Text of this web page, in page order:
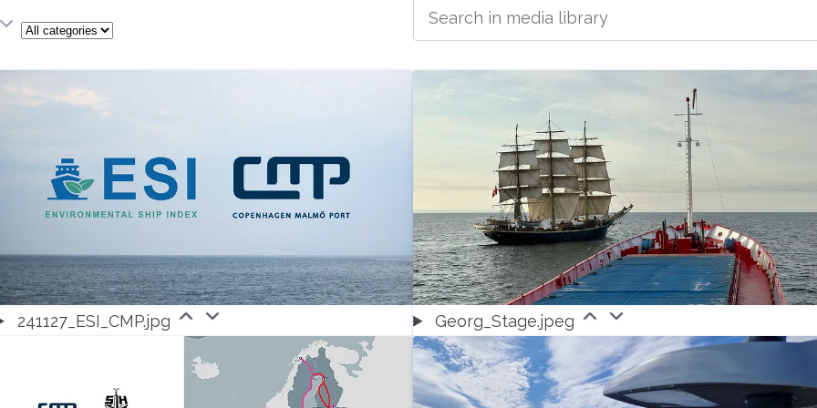
Category
241127_ESI_CMP.jpg Georg_Stage.jpeg